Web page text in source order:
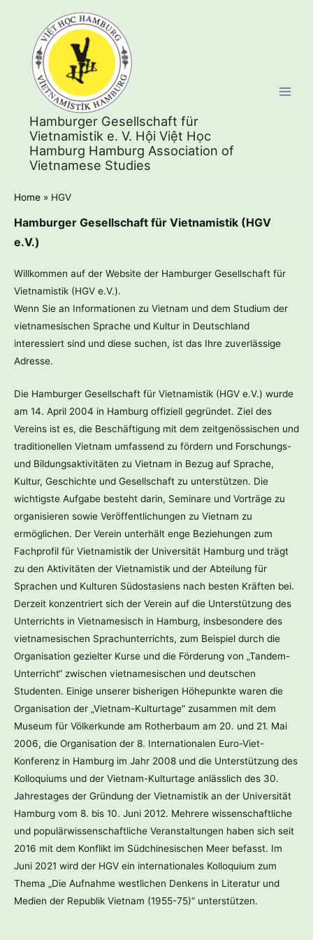
Hamburger Gesellschaft für
Vietnamistik e. V. Hội Việt Học
Hamburg Hamburg Association of
Vietnamese Studies
Home HGV
Hamburger Gesellschaft für Vietnamistik (HGV
e.V.)
Willkommen auf der Website der Hamburger Gesellschaft für
Vietnamistik (HGV e.V.).
Wenn Sie an Informationen zu Vietnam und dem Studium der
vietnamesischen Sprache und Kultur in Deutschland
interessiert sind und diese suchen, ist das Ihre zuverlässige
Adresse.
Die Hamburger Gesellschaft für Vietnamistik (HGV e.V.) wurde
am 14. April 2004 in Hamburg offiziell gegründet. Ziel des
Vereins ist es, die Beschäftigung mit dem zeitgenössischen und
traditionellen Vietnam umfassend zu fördern und Forschungs-
und Bildungsaktivitäten zu Vietnam in Bezug auf Sprache,
Kultur, Geschichte und Gesellschaft zu unterstützen. Die
wichtigste Aufgabe besteht darin, Seminare und Vorträge zu
organisieren sowie Veröffentlichungen zu Vietnam zu
ermöglichen. Der Verein unterhält enge Beziehungen zum
Fachprofil für Vietnamistik der Universität Hamburg und trägt
zu den Aktivitäten der Vietnamistik und der Abteilung für
Sprachen und Kulturen Südostasiens nach besten Kräften bei.
Derzeit konzentriert sich der Verein auf die Unterstützung des
Unterrichts in Vietnamesisch in Hamburg, insbesondere des
vietnamesischen Sprachunterrichts, zum Beispiel durch die
Organisation gezielter Kurse und die Förderung von „Tandem-
Unterricht“ zwischen vietnamesischen und deutschen
Studenten. Einige unserer bisherigen Höhepunkte waren die
Organisation der „Vietnam-Kulturtage“ zusammen mit dem
Museum für Völkerkunde am Rotherbaum am 20. und 21. Mai
2006, die Organisation der 8. Internationalen Euro-Viet-
Konferenz in Hamburg im Jahr 2008 und die Unterstützung des
Kolloquiums und der Vietnam-Kulturtage anlässlich des 30.
Jahrestages der Gründung der Vietnamistik an der Universität
Hamburg vom 8. bis 10. Juni 2012. Mehrere wissenschaftliche
und populärwissenschaftliche Veranstaltungen haben sich seit
2016 mit dem Konflikt im Südchinesischen Meer befasst. Im
Juni 2021 wird der HGV ein internationales Kolloquium zum
Thema „Die Aufnahme westlichen Denkens in Literatur und
Medien der Republik Vietnam (1955-75)“ unterstützen.